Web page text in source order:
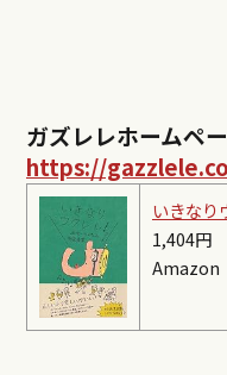
ガズレレホームペ
https://
いきなり
1,404円
Amazon